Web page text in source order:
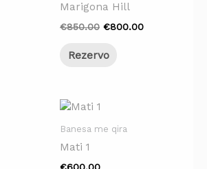
Marigona Hill
€850.00 €800.00
Rezervo
Banesa me qira
Mati 1
€600.00